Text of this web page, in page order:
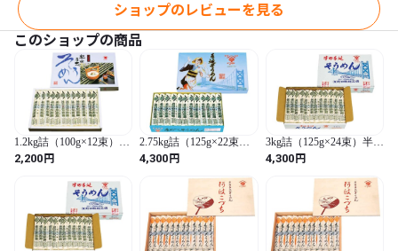
た。あり
ましたらよ
ショップのレビューを見る
このショップの商品
1.2kg詰（100g×12束）半
田手延そうめん【M-
15】
2,200円
2.75kg詰（125g×22束）
半田手延そうめん【M-
25】
4,300円
3kg詰（125g×24束）半田
手延そうめん【M-30】
4,300円